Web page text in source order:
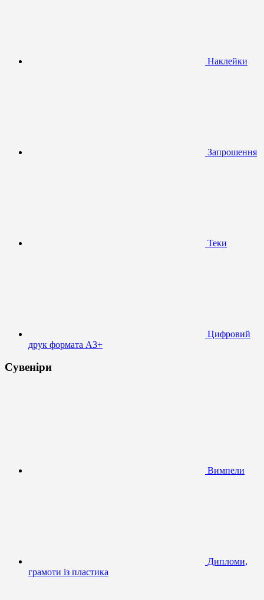
Наклейки
Запрошення
Теки
Цифровий
друк формата А3+
Сувеніри
Вимпели
Дипломи,
грамоти із пластика